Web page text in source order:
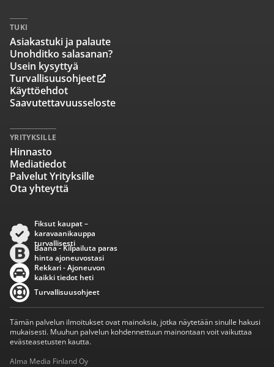
TUKI
Asiakastuki ja palaute
Unohditko salasanan?
Usein kysyttyä
Turvallisuusohjeet
Käyttöehdot
Saavutettavuusseloste
YRITYKSILLE
Hinnasto
Mediatiedot
Palvelut Yrityksille
Ota yhteyttä
Fiksut kaupat –
karavaanikauppa
turvallisesti
Baana - Kilpailuta paras
hinta ajoneuvostasi
Rekkari - Ajoneuvon
kaikki tiedot heti
Turvallisuusohjeet
Tämän palvelun ilmoitukset ovat mainoksia, jotka näytetään sinulle hakusi
mukaisesti. Muuhun palvelun kohdennettuun mainontaan voit vaikuttaa
evästeasetusten kautta.
Alma Media Finland Oy